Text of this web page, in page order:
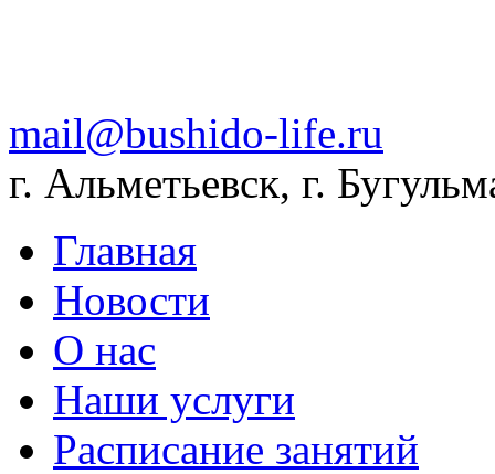
mail@bushido-life.ru
г. Альметьевск, г.
Главная
Новости
О нас
Наши услуги
Расписание занятий